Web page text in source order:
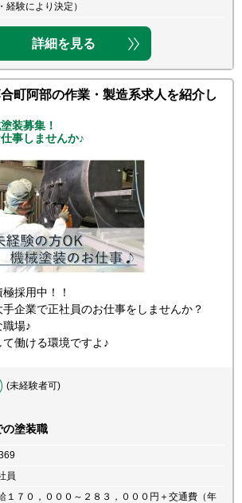
経験により決定）
詳細を見る
町阿部の作業・製造系求人を紹介し
装募集！
事しませんか♪
採用中！！
企業で正社員のお仕事をしませんか？
場♪
働ける環境ですよ♪
(未経験者可)
の塗装職
員
１７０，０００～２８３，０００円＋交通費（年